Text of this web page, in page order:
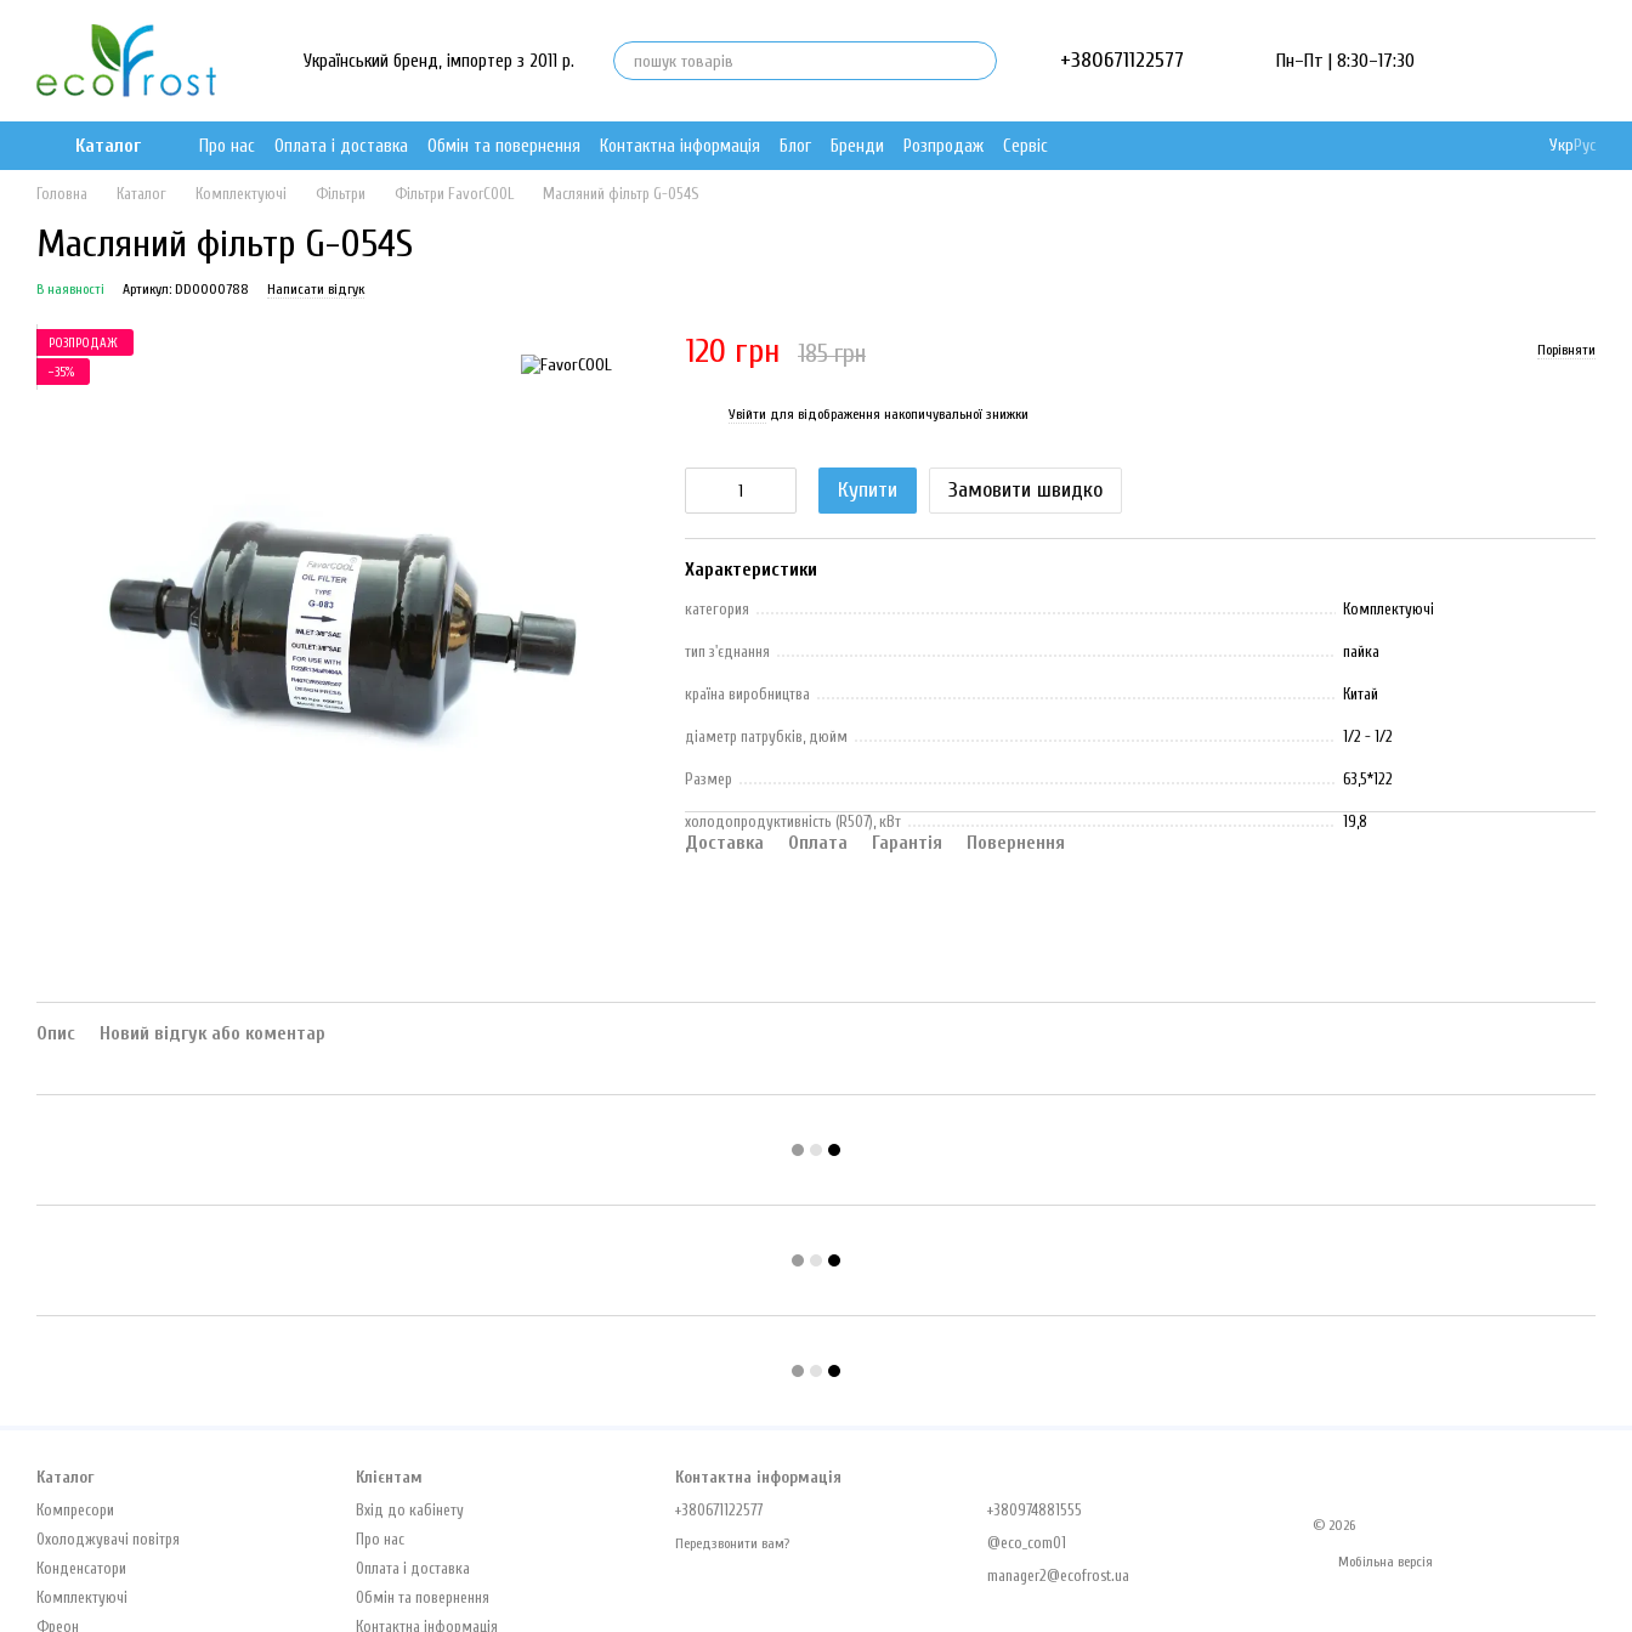
Український бренд, імпортер з 2011 р. +380671122577 Пн–Пт | 8:30–17:30
Каталог Про нас Оплата і доставка Обмін та повернення Контактна інформація Блог Бренди Розпродаж Сервіс УкрРус
Головна Каталог Комплектуючі Фільтри Фільтри FavorCOOL Масляний фільтр G-054S
Масляний фільтр G-054S
В наявності Артикул: DD0000788 Написати відгук
РОЗПРОДАЖ
−35%
120 грн 185 грн Порівняти
Увійти для відображення накопичувальної знижки
Купити Замовити швидко
Характеристики
категория Комплектуючі
тип з'єднання пайка
країна виробництва Китай
діаметр патрубків, дюйм 1/2 - 1/2
Размер 63,5*122
холодопродуктивність (R507), кВт 19,8
Доставка Оплата Гарантія Повернення
Опис Новий відгук або коментар
Каталог
Компресори
Охолоджувачі повітря
Конденсатори
Комплектуючі
Фреон
Клієнтам
Вхід до кабінету
Про нас
Оплата і доставка
Обмін та повернення
Контактна інформація
Контактна інформація
+380671122577
Передзвонити вам?
+380974881555
@eco_com01
manager2@ecofrost.ua
© 2026
Мобільна версія